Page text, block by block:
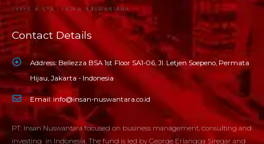
Contact Details
Address: Bellezza BSA 1st Floor SA1-06, Jl. Letjen Soepeno, Permata
Hijau, Jakarta - Indonesia
Email: info@insan-nuswantara.co.id
PT. Insan Nuswantara focused on business management, consulting and
investing in Indonesia. The fund is led by George Erlangga Siregar and